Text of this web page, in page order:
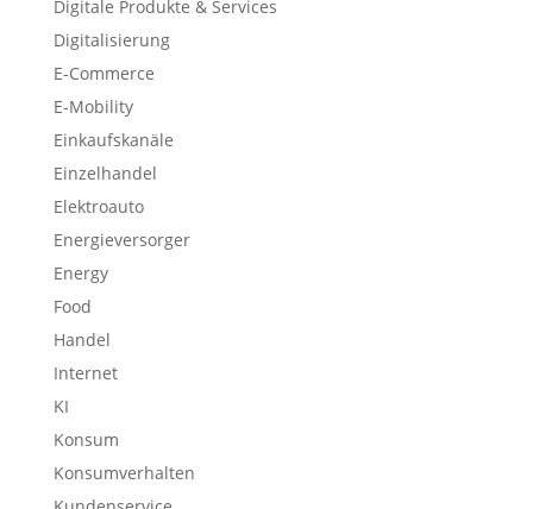
Digitale Produkte & Services
Digitalisierung
E-Commerce
E-Mobility
Einkaufskanäle
Einzelhandel
Elektroauto
Energieversorger
Energy
Food
Handel
Internet
KI
Konsum
Konsumverhalten